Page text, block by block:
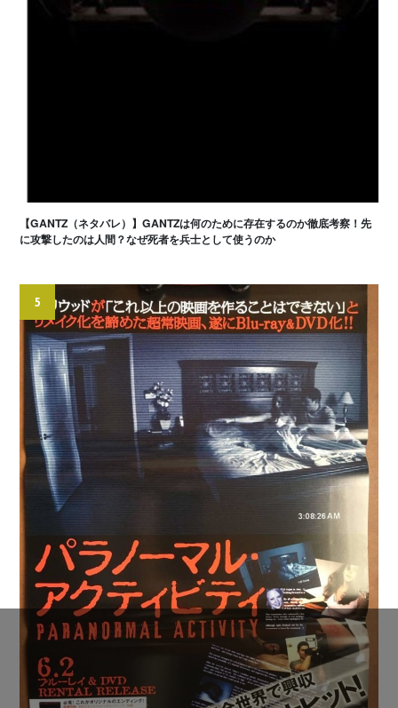
【GANTZ（ネタバレ）】GANTZは何のために存在するのか徹底考察！先
に攻撃したのは人間？なぜ死者を兵士として使うのか
5